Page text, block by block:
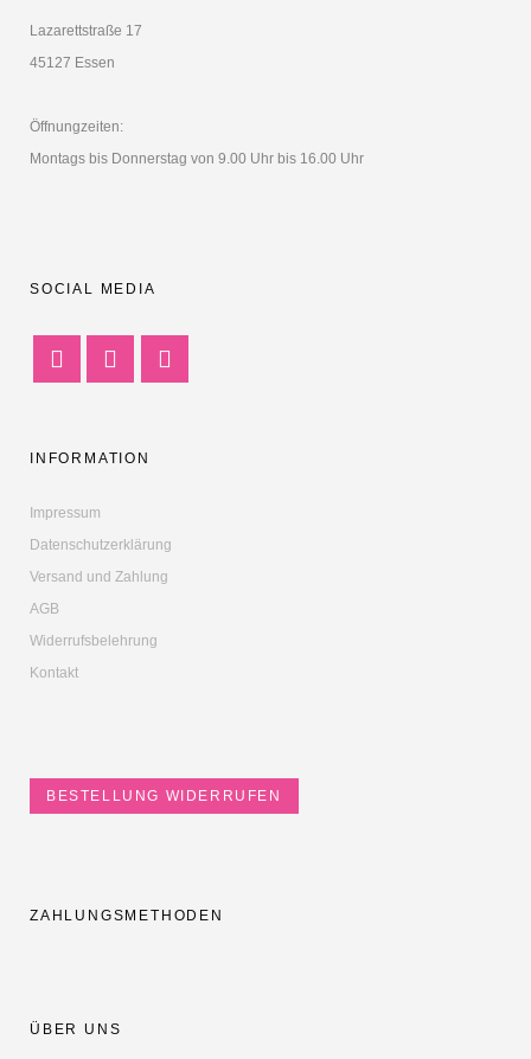
Lazarettstraße 17
45127 Essen
Öffnungzeiten:
Montags bis Donnerstag von 9.00 Uhr bis 16.00 Uhr
SOCIAL MEDIA
INFORMATION
Impressum
Datenschutzerklärung
Versand und Zahlung
AGB
Widerrufsbelehrung
Kontakt
BESTELLUNG WIDERRUFEN
ZAHLUNGSMETHODEN
ÜBER UNS